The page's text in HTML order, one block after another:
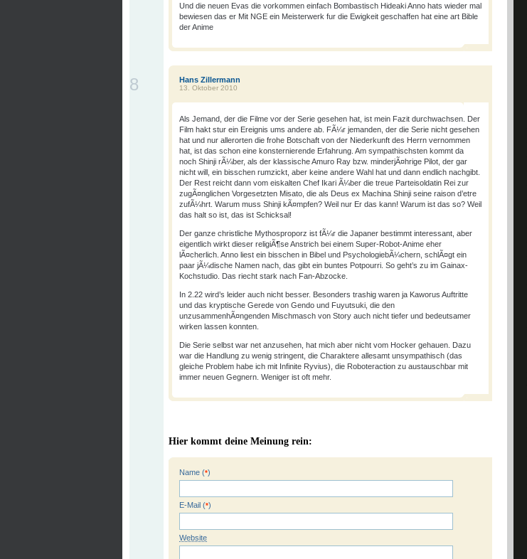
Und die neuen Evas die vorkommen einfach Bombastisch Hideaki Anno hats wieder mal
bewiesen das er Mit NGE ein Meisterwerk fur die Ewigkeit geschaffen hat eine art Bible
der Anime
Hans Zillermann
13. Oktober 2010
8
Als Jemand, der die Filme vor der Serie gesehen hat, ist mein Fazit durchwachsen. Der
Film hakt stur ein Ereignis ums andere ab. FÃ¼r jemanden, der die Serie nicht gesehen
hat und nur allerorten die frohe Botschaft von der Niederkunft des Herrn vernommen
hat, ist das schon eine konsternierende Erfahrung. Am sympathischsten kommt da
noch Shinji rÃ¼ber, als der klassische Amuro Ray bzw. minderjÃ¤hrige Pilot, der gar
nicht will, ein bisschen rumzickt, aber keine andere Wahl hat und dann endlich nachgibt.
Der Rest reicht dann vom eiskalten Chef Ikari Ã¼ber die treue Parteisoldatin Rei zur
zugÃ¤nglichen Vorgesetzten Misato, die als Deus ex Machina Shinji seine raison d’etre
zufÃ¼hrt. Warum muss Shinji kÃ¤mpfen? Weil nur Er das kann! Warum ist das so? Weil
das halt so ist, das ist Schicksal!
Der ganze christliche Mythosproporz ist fÃ¼r die Japaner bestimmt interessant, aber
eigentlich wirkt dieser religiÃ¶se Anstrich bei einem Super-Robot-Anime eher
lÃ¤cherlich. Anno liest ein bisschen in Bibel und PsychologiebÃ¼chern, schlÃ¤gt ein
paar jÃ¼dische Namen nach, das gibt ein buntes Potpourri. So geht’s zu im Gainax-
Kochstudio. Das riecht stark nach Fan-Abzocke.
In 2.22 wird’s leider auch nicht besser. Besonders trashig waren ja Kaworus Auftritte
und das kryptische Gerede von Gendo und Fuyutsuki, die den
unzusammenhÃ¤ngenden Mischmasch von Story auch nicht tiefer und bedeutsamer
wirken lassen konnten.
Die Serie selbst war net anzusehen, hat mich aber nicht vom Hocker gehauen. Dazu
war die Handlung zu wenig stringent, die Charaktere allesamt unsympathisch (das
gleiche Problem habe ich mit Infinite Ryvius), die Roboteraction zu austauschbar mit
immer neuen Gegnern. Weniger ist oft mehr.
Hier kommt deine Meinung rein:
Name (*)
E-Mail (*)
Website